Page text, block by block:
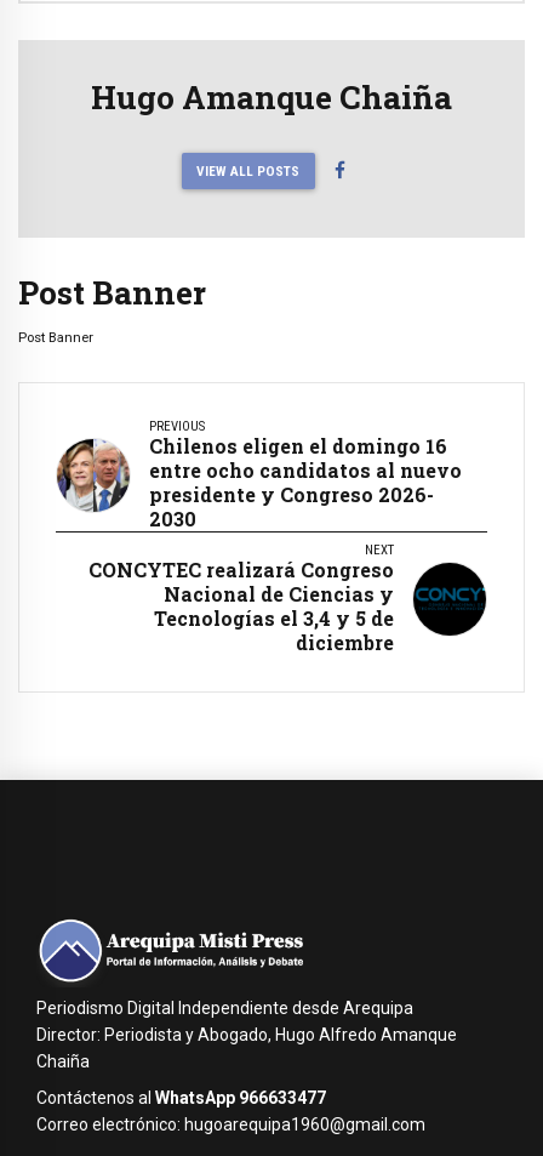
Hugo Amanque Chaiña
VIEW ALL POSTS
Post Banner
Post Banner
PREVIOUS
Chilenos eligen el domingo 16
entre ocho candidatos al nuevo
presidente y Congreso 2026-
2030
NEXT
CONCYTEC realizará Congreso
Nacional de Ciencias y
Tecnologías el 3,4 y 5 de
diciembre
Periodismo Digital Independiente desde Arequipa
Director: Periodista y Abogado, Hugo Alfredo Amanque
Chaiña
Contáctenos al WhatsApp 966633477
Correo electrónico: hugoarequipa1960@gmail.com